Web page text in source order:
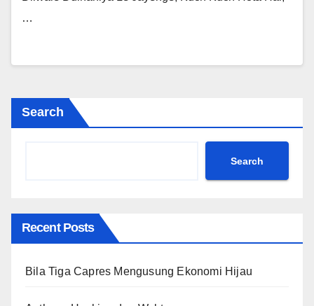
…
Search
Search
Recent Posts
Bila Tiga Capres Mengusung Ekonomi Hijau